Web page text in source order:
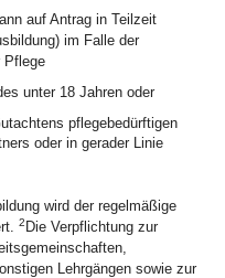
auf Antrag in Teilzeit
im Falle der
Pflege
unter 18 Jahren oder
pflegebedürftigen
oder in gerader Linie
wird der regelmäßige
2 Die Verpflichtung zur
Lehrgängen sowie zur